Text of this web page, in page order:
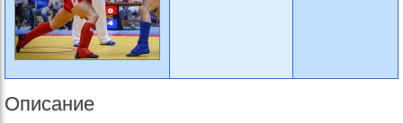
Описание